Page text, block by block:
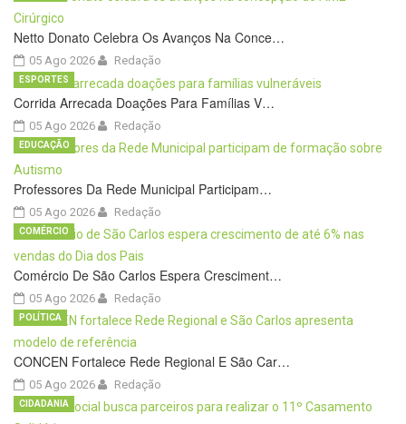
Netto Donato Celebra Os Avanços Na Conce…
05 Ago 2026 Redação
Corrida Arrecada Doações Para Famílias V…
05 Ago 2026
ESPORTES
Redação
Professores Da Rede Municipal Participam…
05 Ago 2026
EDUCAÇÃO
Redação
Comércio De São Carlos Espera Cresciment…
05 Ago 2026
COMÉRCIO
Redação
CONCEN Fortalece Rede Regional E São Car…
05 Ago 2026
POLÍTICA
Redação
CIDADANIA